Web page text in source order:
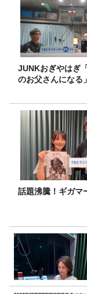
JUNKおぎやはぎ
のお父さんになる」
話題沸騰！ギガマ